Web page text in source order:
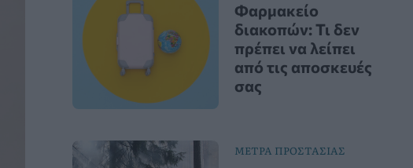
Φαρμακείο
διακοπών: Τι δεν
πρέπει να λείπει
από τις αποσκευές
σας
ΜΕΤΡΑ ΠΡΟΣΤΑΣΙΑΣ